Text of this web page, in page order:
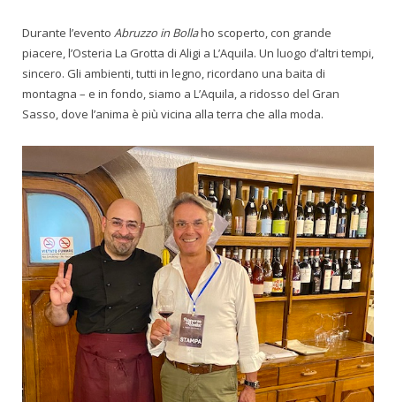
Durante l’evento Abruzzo in Bollaho scoperto, con grande
piacere, l’Osteria La Grotta di Aligi a L’Aquila. Un luogo d’altri tempi,
sincero. Gli ambienti, tutti in legno, ricordano una baita di
montagna – e in fondo, siamo a L’Aquila, a ridosso del Gran
Sasso, dove l’anima è più vicina alla terra che alla moda.